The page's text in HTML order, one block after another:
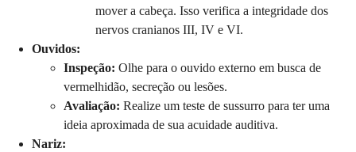
mover a cabeça. Isso verifica a integridade dos
nervos cranianos III, IV e VI.
Ouvidos:
Inspeção: Olhe para o ouvido externo em busca de
vermelhidão, secreção ou lesões.
Avaliação: Realize um teste de sussurro para ter uma
ideia aproximada de sua acuidade auditiva.
Nariz: